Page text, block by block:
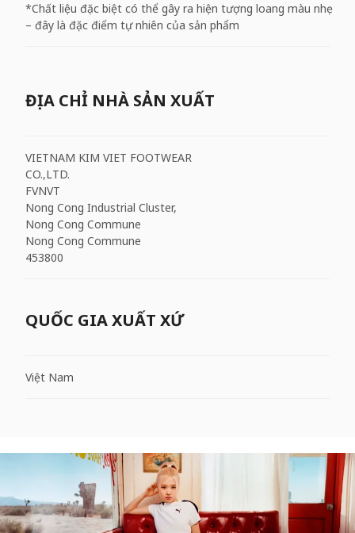
*Chất liệu đặc biệt có thể gây ra hiện tượng loang màu nhẹ
– đây là đặc điểm tự nhiên của sản phẩm
ĐỊA CHỈ NHÀ SẢN XUẤT
VIETNAM KIM VIET FOOTWEAR
CO.,LTD.
FVNVT
Nong Cong Industrial Cluster,
Nong Cong Commune
Nong Cong Commune
453800
QUỐC GIA XUẤT XỨ
Việt Nam